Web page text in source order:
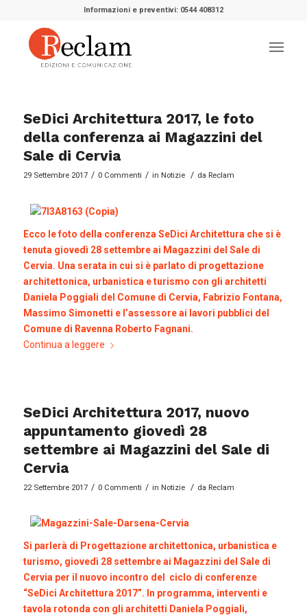
Informazioni e preventivi: 0544 408312
SeDici Architettura 2017, le foto
della conferenza ai Magazzini del
Sale di Cervia
29 Settembre 2017 / 0 Commenti / in Notizie / da Reclam
Ecco le foto della conferenza SeDici Architettura che si è
tenuta giovedì 28 settembre ai Magazzini del Sale di
Cervia. Una serata in cui si è parlato di progettazione
architettonica, urbanistica e turismo con gli architetti
Daniela Poggiali del Comune di Cervia, Fabrizio Fontana,
Massimo Simonetti e l’assessore ai lavori pubblici del
Comune di Ravenna Roberto Fagnani.
Continua a leggere
SeDici Architettura 2017, nuovo
appuntamento giovedì 28
settembre ai Magazzini del Sale di
Cervia
22 Settembre 2017 / 0 Commenti / in Notizie / da Reclam
Si parlerà di Progettazione architettonica, urbanistica e
turismo, giovedì 28 settembre ai Magazzini del Sale di
Cervia per il nuovo incontro del ciclo di conferenze
“SeDici Architettura 2017”. In programma, interventi e
tavola rotonda con gli architetti Daniela Poggiali,